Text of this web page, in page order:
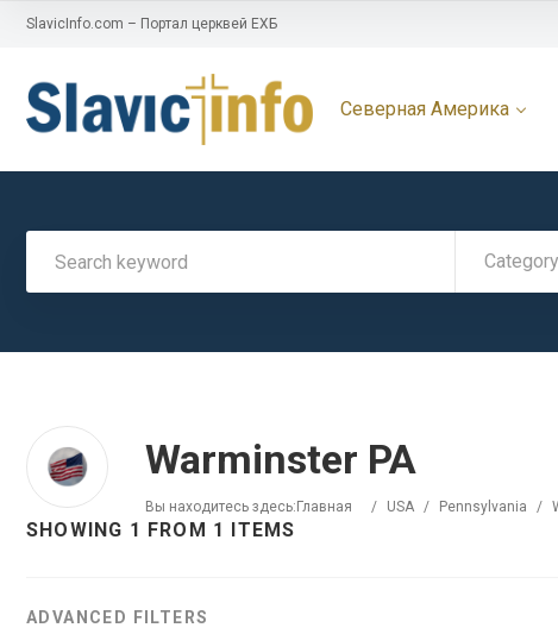
SlavicInfo.com – Портал церквей ЕХБ
Северная Америка
Category
Warminster PA
Вы находитесь здесь: Главная / USA / Pennsylvania /
SHOWING 1 FROM 1 ITEMS
ADVANCED FILTERS